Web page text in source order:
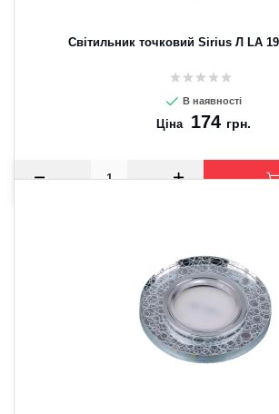
Світильник точковий Sirius Л LA
В наявності
Ціна 174 грн.